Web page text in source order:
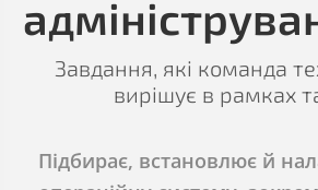
Завдання, які команда
вирішує в рамках
Підбирає, встановлює й